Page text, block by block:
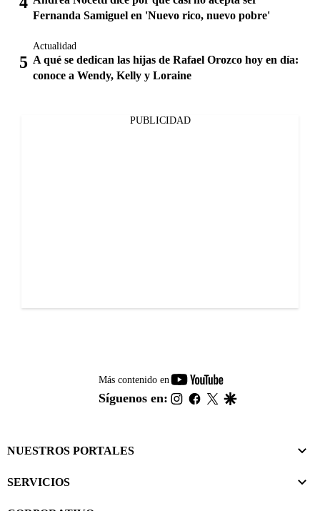
Fernanda Samiguel en 'Nuevo rico, nuevo pobre'
Actualidad
A qué se dedican las hijas de Rafael Orozco hoy en día:
conoce a Wendy, Kelly y Loraine
PUBLICIDAD
Más contenido en
youtube-
footer
Síguenos en: instagram
facebook
twitter
NUESTROS PORTALES
SERVICIOS